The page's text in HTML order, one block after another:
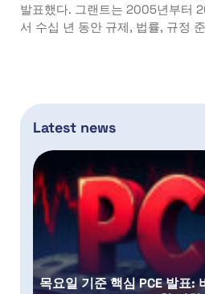
발표했다. 그랜트는 2005년부터
서 수십 년 동안 규제, 법률, 규정
Latest news
목요일 기준 핵심 PCE 발표: